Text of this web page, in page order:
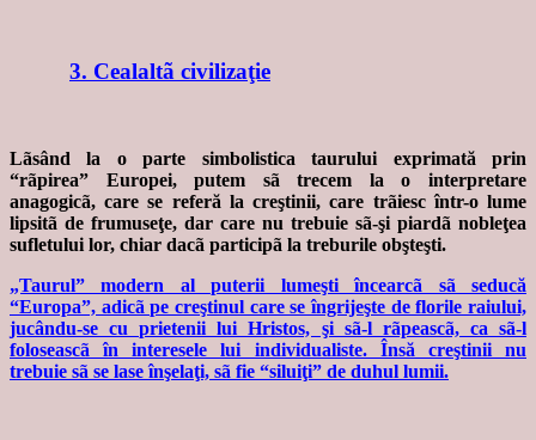
3. Cealaltã civilizaţie
Lãsând la o parte simbolistica taurului exprimată prin
“rãpirea” Europei, putem sã trecem la o interpretare
anagogicã, care se referă la creştinii, care trãiesc într-o lume
lipsitã de frumuseţe, dar care nu trebuie sã-şi piardã nobleţea
sufletului lor, chiar dacã participã la treburile obşteşti.
„Taurul” modern al puterii lumeşti încearcã sã seducă
“Europa”, adicã pe creştinul care se îngrijeşte de florile raiului,
jucându-se cu prietenii lui Hristos, şi sã-l rãpeascã, ca sã-l
foloseascã în interesele lui individualiste. Însă creştinii nu
trebuie sã se lase înşelaţi, sã fie “siluiţi” de duhul lumii.